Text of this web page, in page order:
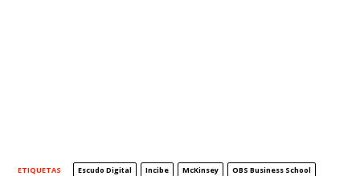
ETIQUETAS Escudo Digital Incibe McKinsey
OBS Business School